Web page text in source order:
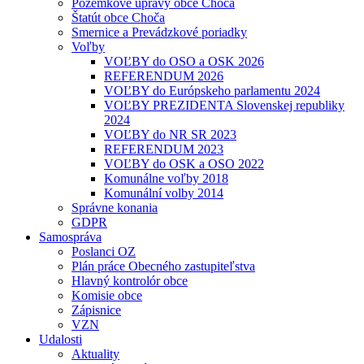
Pozemkové úpravy obce Choča
Štatút obce Choča
Smernice a Prevádzkové poriadky
Voľby
VOĽBY do OSO a OSK 2026
REFERENDUM 2026
VOĽBY do Európskeho parlamentu 2024
VOĽBY PREZIDENTA Slovenskej republiky
2024
VOĽBY do NR SR 2023
REFERENDUM 2023
VOĽBY do OSK a OSO 2022
Komunálne voľby 2018
Komunální volby 2014
Správne konania
GDPR
Samospráva
Poslanci OZ
Plán práce Obecného zastupiteľstva
Hlavný kontrolór obce
Komisie obce
Zápisnice
VZN
Udalosti
Aktuality